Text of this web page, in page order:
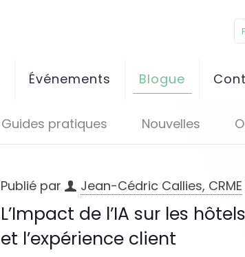
Événements Blogue
Guides pratiques Nouvelles
Publié par Jean-Cédric Callies, CRME
L’Impact de l’IA sur les
et l’expérience client